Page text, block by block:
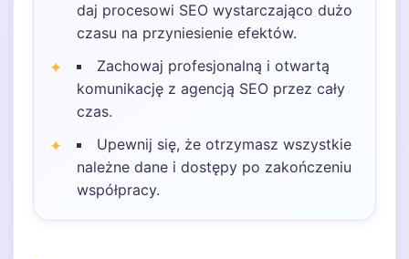
daj procesowi SEO wystarczająco dużo
czasu na przyniesienie efektów.
Zachowaj profesjonalną i otwartą
komunikację z agencją SEO przez cały
czas.
Upewnij się, że otrzymasz wszystkie
należne dane i dostępy po zakończeniu
współpracy.